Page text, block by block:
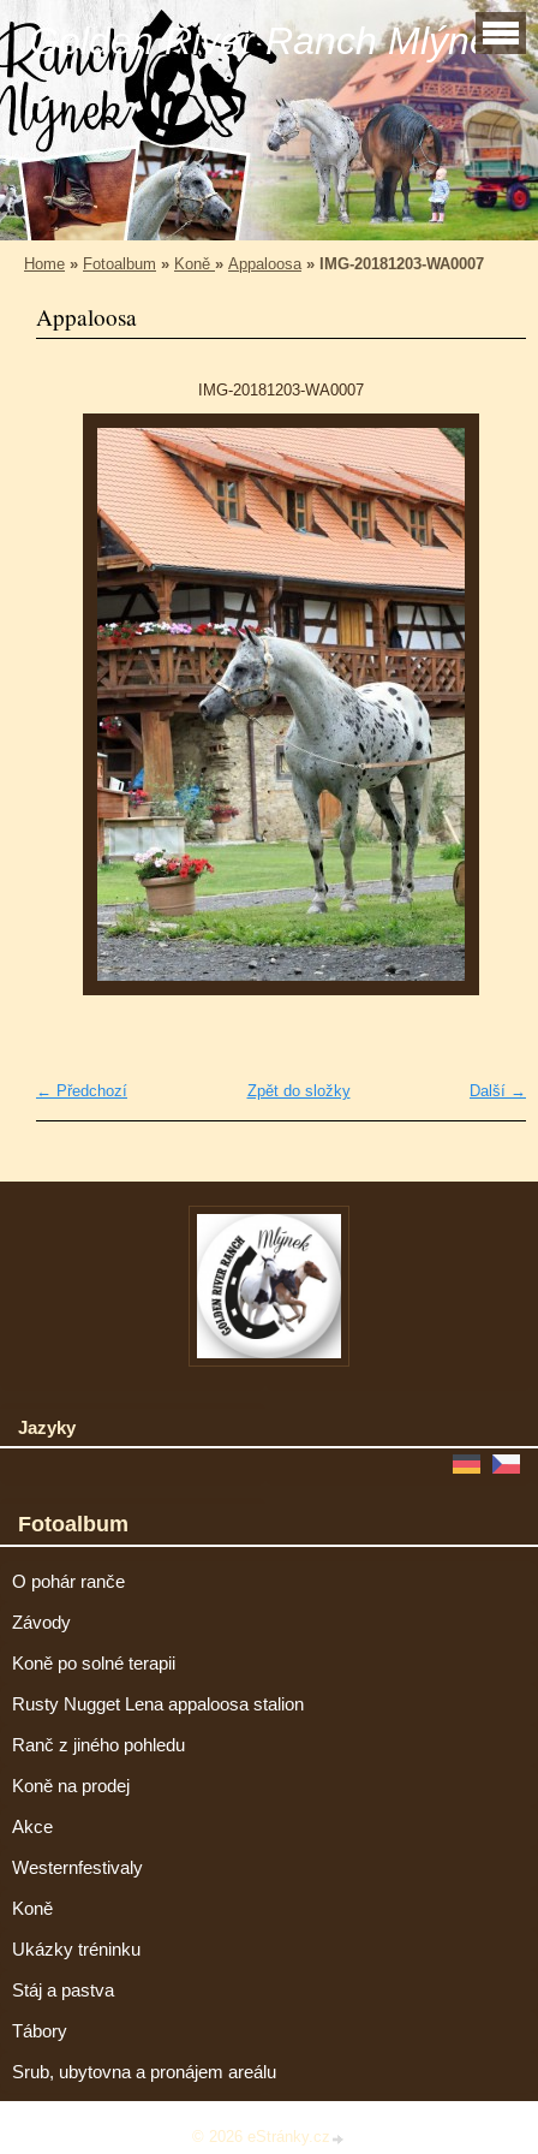
Golden River Ranch Mlýnek
Home » Fotoalbum » Koně » Appaloosa» IMG-20181203-WA0007
Appaloosa
IMG-20181203-WA0007
← Předchozí Další →
Zpět do složky
Jazyky
Fotoalbum
O pohár ranče
Závody
Koně po solné terapii
Rusty Nugget Lena appaloosa stalion
Ranč z jiného pohledu
Koně na prodej
Akce
Westernfestivaly
Koně
Ukázky tréninku
Stáj a pastva
Tábory
Srub, ubytovna a pronájem areálu
© 2026 eStránky.cz